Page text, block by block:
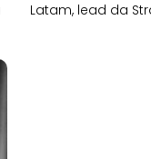
Latam, lead da